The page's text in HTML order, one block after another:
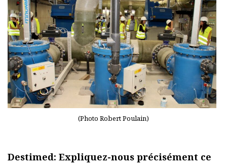
(Photo Robert Poulain)
Destimed: Expliquez-nous précisément ce